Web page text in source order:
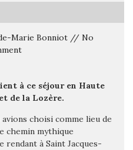
Marie Bonniot // No
à ce séjour en Haute
de la Lozère.
avions choisi comme lieu de
chemin mythique
à Saint Jacques-